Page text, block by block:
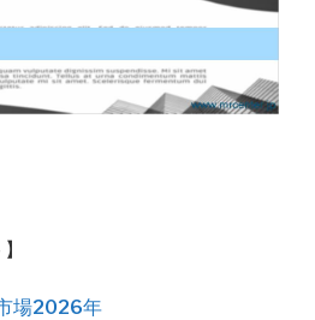
場2026年